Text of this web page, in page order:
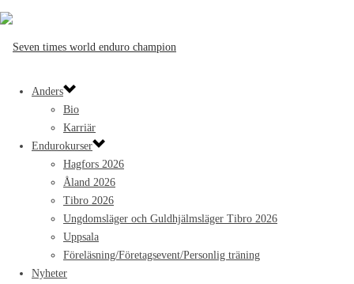
Anders
Bio
Karriär
Endurokurser
Hagfors 2026
Åland 2026
Tibro 2026
Ungdomsläger och Guldhjälmsläger Tibro 2026
Uppsala
Föreläsning/Företagsevent/Personlig träning
Nyheter